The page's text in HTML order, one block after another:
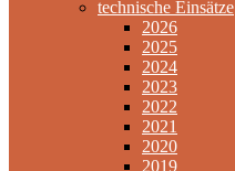
technische Einsätze
2026
2025
2024
2023
2022
2021
2020
2019